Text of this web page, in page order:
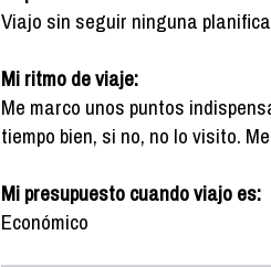
Viajo sin seguir ninguna
Mi ritmo de viaje:
Me marco unos puntos
tiempo bien, si no, no lo visito.
Mi presupuesto cuando viajo es:
Económico